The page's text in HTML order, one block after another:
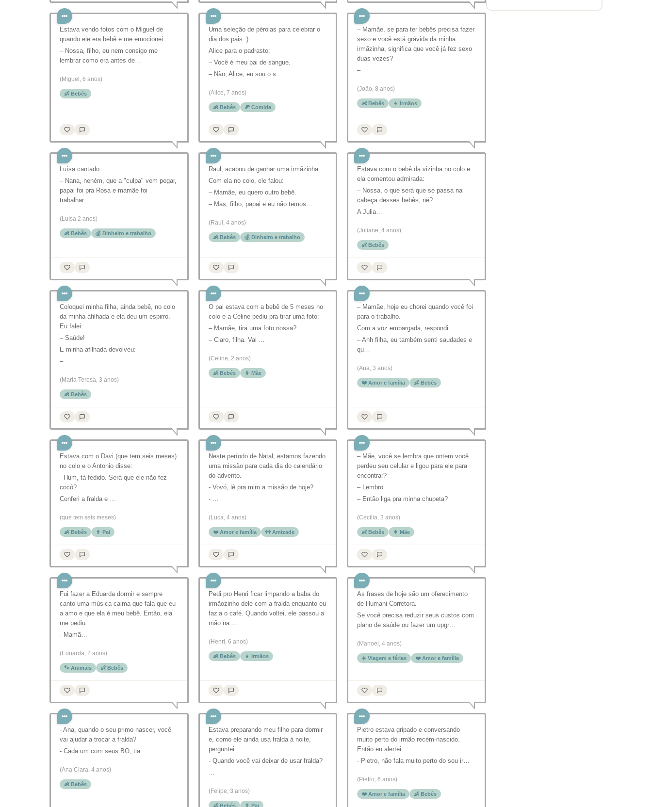
Estava vendo fotos com o Miguel de
quando ele era bebê e me emocionei:
– Nossa, filho, eu nem consigo me
lembrar como era antes de…
(Miguel, 6 anos)
👶 Bebês
Uma seleção de pérolas para celebrar o
dia dos pais :)
Alice para o padrasto:
– Você é meu pai de sangue.
– Não, Alice, eu sou o s…
(Alice, 7 anos)
👶 Bebês 🍕 Comida
– Mamãe, se para ter bebês precisa fazer
sexo e você está grávida da minha
irmãzinha, significa que você já fez sexo
duas vezes?
–…
(João, 8 anos)
👶 Bebês 👧 Irmãos
Luísa cantado:
– Nana, neném, que a "culpa" vem pegar,
papai foi pra Rosa e mamãe foi
trabalhar...
(Luísa 2 anos)
👶 Bebês 💰 Dinheiro e trabalho
Raul, acabou de ganhar uma irmãzinha.
Com ela no colo, ele falou:
– Mamãe, eu quero outro bebê.
– Mas, filho, papai e eu não temos…
(Raul, 4 anos)
👶 Bebês 💰 Dinheiro e trabalho
Estava com o bebê da vizinha no colo e
ela comentou admirada:
– Nossa, o que será que se passa na
cabeça desses bebês, né?
A Julia…
(Juliane, 4 anos)
👶 Bebês
Coloquei minha filha, ainda bebê, no colo
da minha afilhada e ela deu um espirro.
Eu falei:
– Saúde!
E minha afilhada devolveu:
– …
(Maria Teresa, 3 anos)
👶 Bebês
O pai estava com a bebê de 5 meses no
colo e a Celine pediu pra tirar uma foto:
– Mamãe, tira uma foto nossa?
– Claro, filha. Vai …
(Celine, 2 anos)
👶 Bebês 👩 Mãe
– Mamãe, hoje eu chorei quando você foi
para o trabalho.
Com a voz embargada, respondi:
– Ahh filha, eu também senti saudades e
qu…
(Ana, 3 anos)
❤️ Amor e família 👶 Bebês
Estava com o Davi (que tem seis meses)
no colo e o Antonio disse:
- Hum, tá fedido. Será que ele não fez
cocô?
Conferi a fralda e …
(que tem seis meses)
👶 Bebês 👨 Pai
Neste período de Natal, estamos fazendo
uma missão para cada dia do calendário
do advento.
- Vovó, lê pra mim a missão de hoje?
- …
(Luca, 4 anos)
❤️ Amor e família 👫 Amizade
– Mãe, você se lembra que ontem você
perdeu seu celular e ligou para ele para
encontrar?
– Lembro.
– Então liga pra minha chupeta?
(Cecília, 3 anos)
👶 Bebês 👩 Mãe
Fui fazer a Eduarda dormir e sempre
canto uma música calma que fala que eu
a amo e que ela é meu bebê. Então, ela
me pediu:
- Mamã…
(Eduarda, 2 anos)
🐾 Animais 👶 Bebês
Pedi pro Henri ficar limpando a baba do
irmãozinho dele com a fralda enquanto eu
fazia o café. Quando voltei, ele passou a
mão na …
(Henri, 6 anos)
👶 Bebês 👧 Irmãos
As frases de hoje são um oferecimento
de Humani Corretora.
Se você precisa reduzir seus custos com
plano de saúde ou fazer um upgr…
(Manoel, 4 anos)
✈️ Viagem e férias ❤️ Amor e família
- Ana, quando o seu primo nascer, você
vai ajudar a trocar a fralda?
- Cada um com seus BO, tia.
(Ana Clara, 4 anos)
👶 Bebês
Estava preparando meu filho para dormir
e, como ele ainda usa fralda à noite,
perguntei:
- Quando você vai deixar de usar fralda?
…
(Felipe, 3 anos)
👶 Bebês 👨 Pai
Pietro estava gripado e conversando
muito perto do irmão recém-nascido.
Então eu alertei:
- Pietro, não fala muito perto do seu ir…
(Pietro, 6 anos)
❤️ Amor e família 👶 Bebês